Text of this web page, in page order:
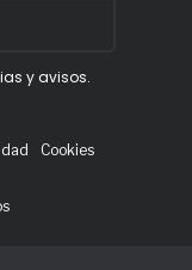
y avisos.
Cookies